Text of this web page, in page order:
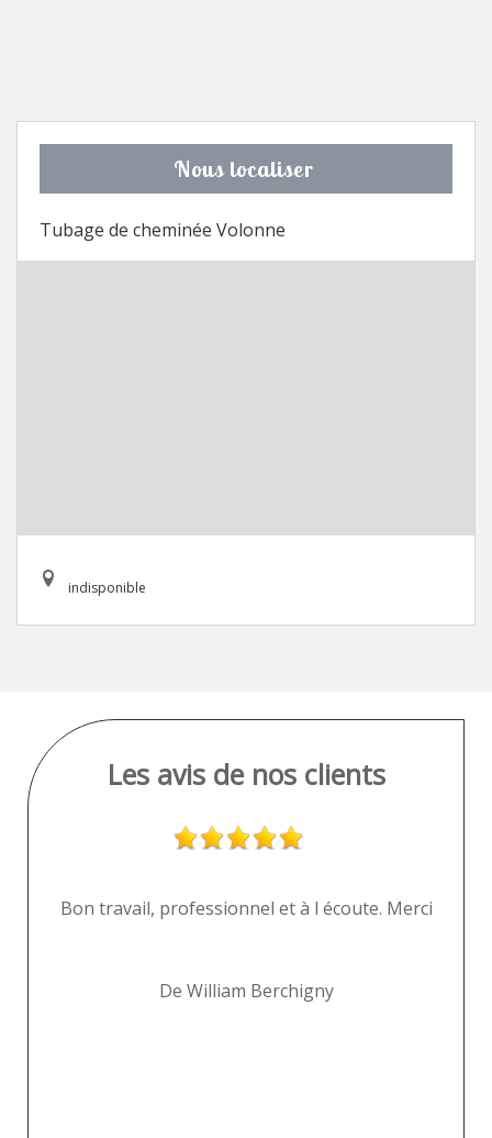
Nous localiser
Tubage de cheminée Volonne
indisponible
Les avis de nos clients
Bon travail, professionnel et à l écoute. Merci
De William Berchigny